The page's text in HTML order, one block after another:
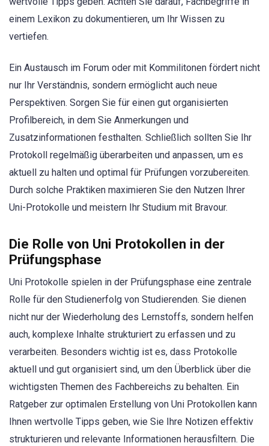
einem Lexikon zu dokumentieren, um Ihr Wissen zu
vertiefen.
Ein Austausch im Forum oder mit Kommilitonen fördert nicht
nur Ihr Verständnis, sondern ermöglicht auch neue
Perspektiven. Sorgen Sie für einen gut organisierten
Profilbereich, in dem Sie Anmerkungen und
Zusatzinformationen festhalten. Schließlich sollten Sie Ihr
Protokoll regelmäßig überarbeiten und anpassen, um es
aktuell zu halten und optimal für Prüfungen vorzubereiten.
Durch solche Praktiken maximieren Sie den Nutzen Ihrer
Uni-Protokolle und meistern Ihr Studium mit Bravour.
Die Rolle von Uni Protokollen in der
Prüfungsphase
Uni Protokolle spielen in der Prüfungsphase eine zentrale
Rolle für den Studienerfolg von Studierenden. Sie dienen
nicht nur der Wiederholung des Lernstoffs, sondern helfen
auch, komplexe Inhalte strukturiert zu erfassen und zu
verarbeiten. Besonders wichtig ist es, dass Protokolle
aktuell und gut organisiert sind, um den Überblick über die
wichtigsten Themen des Fachbereichs zu behalten. Ein
Ratgeber zur optimalen Erstellung von Uni Protokollen kann
Ihnen wertvolle Tipps geben, wie Sie Ihre Notizen effektiv
strukturieren und relevante Informationen herausfiltern. Die